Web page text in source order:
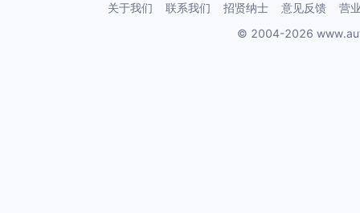
关于我们 联系我们 招贤纳士 意见反馈
营
© 2004-2026